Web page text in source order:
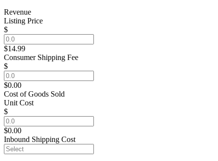
Revenue
Listing Price
$
$14.99
Consumer Shipping Fee
$
$0.00
Cost of Goods Sold
Unit Cost
$
$0.00
Inbound Shipping Cost